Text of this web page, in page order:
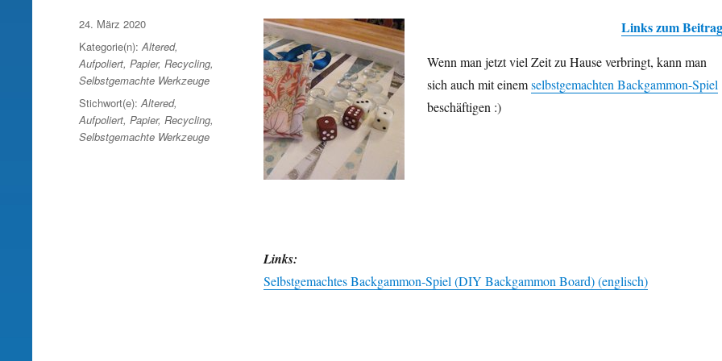
Links zum Beitrag
Wenn man jetzt viel Zeit zu Hause verbringt, kann man
sich auch mit einemselbst­gemachten Back­gammon-Spiel
beschäftigen :)
Links:
Selbstgemachtes Backgammon-Spiel (DIY Backgammon Board) (englisch)
Veröffentlicht
am
24. März 2020
Kategorie(n):Altered,
Aufpoliert, Papier, Recycling,
Selbstgemachte Werkzeuge
Stichwort(e):Altered,
Aufpoliert, Papier, Recycling,
Selbstgemachte Werkzeuge